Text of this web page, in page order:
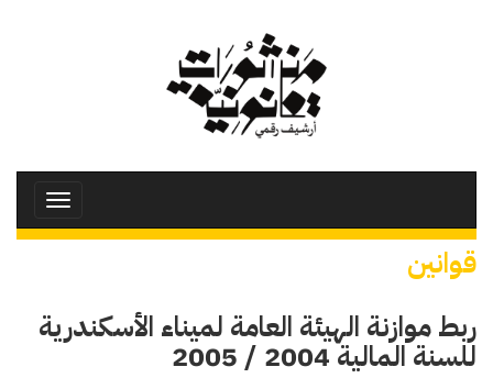
Toggle
قوانين
ربط موازنة الهيئة العامة لميناء الأسكندرية
للسنة المالية 2004 / 2005